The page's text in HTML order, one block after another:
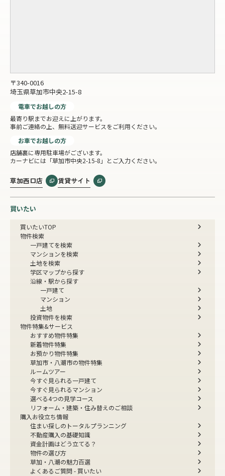
〒340-0016
埼玉県草加市中央2-15-8
電車でお越しの方
最寄り駅までお迎えに上がります。
事前ご連絡の上、無料送迎サービスをご利用ください。
お車でお越しの方
店舗裏に専用駐車場がございます。
カーナビには「草加市中央2-15-8」とご入力ください。
草加西口店 賃貸サイト
買いたい
買いたいTOP
物件検索
一戸建てを検索
マンションを検索
土地を検索
学区マップから探す
沿線・駅から探す
一戸建て
マンション
土地
投資物件を検索
物件特集&サービス
おすすめ物件特集
新着物件特集
お預かり物件特集
草加市・八潮市の物件特集
ルームツアー
今すぐ見られる一戸建て
今すぐ見られるマンション
選べる4つの見学コース
リフォーム・建築・住み替えのご相談
購入お役立ち情報
住まい探しのトータルプランニング
不動産購入の基礎知識
資金計画はどう立てる？
物件の選び方
草加・八潮の魅力百選
よくあるご質問 - 買いたい